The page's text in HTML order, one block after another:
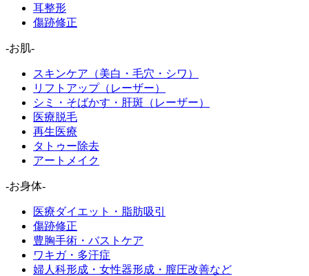
耳整形
傷跡修正
-お肌-
スキンケア（美白・毛穴・シワ）
リフトアップ（レーザー）
シミ・そばかす・肝斑（レーザー）
医療脱毛
再生医療
タトゥー除去
アートメイク
-お身体-
医療ダイエット・脂肪吸引
傷跡修正
豊胸手術・バストケア
ワキガ・多汗症
婦人科形成・女性器形成・膣圧改善など